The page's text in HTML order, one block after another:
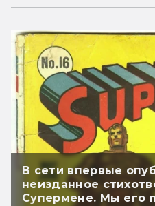
В сети впервые
неизданное
Супермене. Мы его